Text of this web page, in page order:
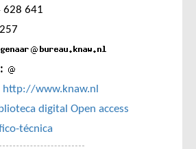
628 641
http://www.knaw.nl
digital Open access
técnica